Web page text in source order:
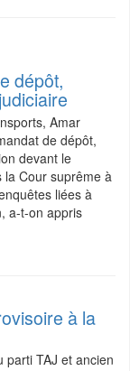
dépôt,
Amar
de dépôt,
devant le
Cour suprême à
liées à
a-t-on appris
à la
parti TAJ et ancien